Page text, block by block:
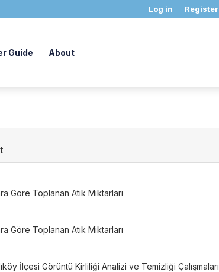
Log in Register
Guide About
Göre Toplanan Atık Miktarları
Göre Toplanan Atık Miktarları
İlçesi Görüntü Kirliliği Analizi ve Temizliği Çalışmaları